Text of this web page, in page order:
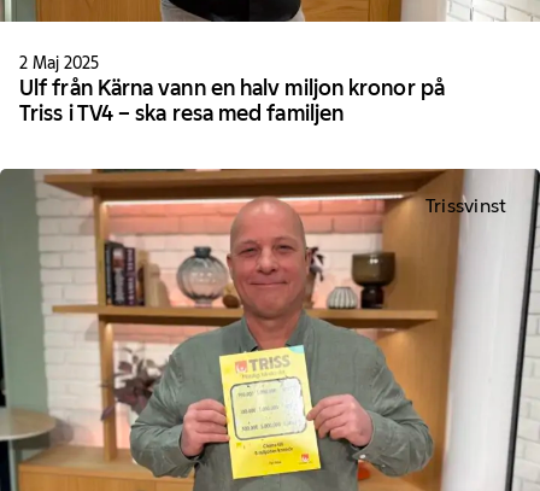
2 Maj 2025
Ulf från Kärna vann en halv miljon kronor på
Triss i TV4 – ska resa med familjen
Trissvinst